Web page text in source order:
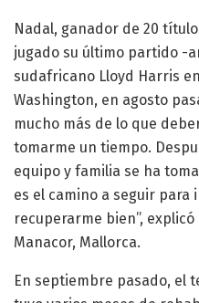
Nadal, ganador de 20
jugado su último partido -
sudafricano Lloyd Harris
Washington, en agosto
mucho más de lo que
tomarme un tiempo.
equipo y familia se ha
es el camino a seguir
recuperarme bien”,
Manacor, Mallorca.
En septiembre pasado, el